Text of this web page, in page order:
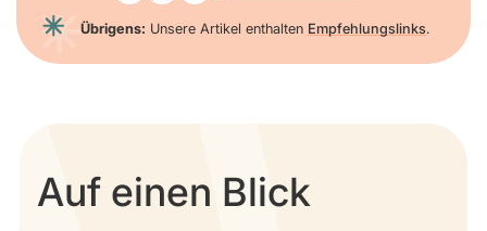
Übrigens: Unsere Artikel enthalten Empfehlungslinks.
Auf einen Blick